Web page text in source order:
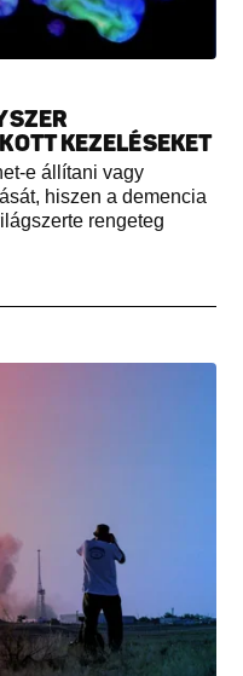
KEZELÉSEKET
e állítani vagy
hiszen a demencia
rengeteg